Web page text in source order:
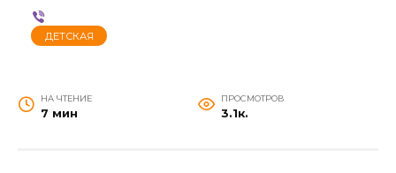
ДЕТСКАЯ
НА ЧТЕНИЕ
7 мин
ПРОСМОТРОВ
3.1к.